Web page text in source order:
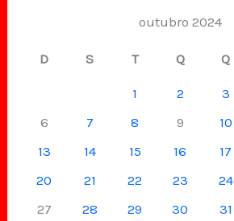
outubro 2024
D S T Q Q
1 2 3
6
7 8 9 10
13
14 15 16 17
20
21 22 23 24
27
28 29 30 31